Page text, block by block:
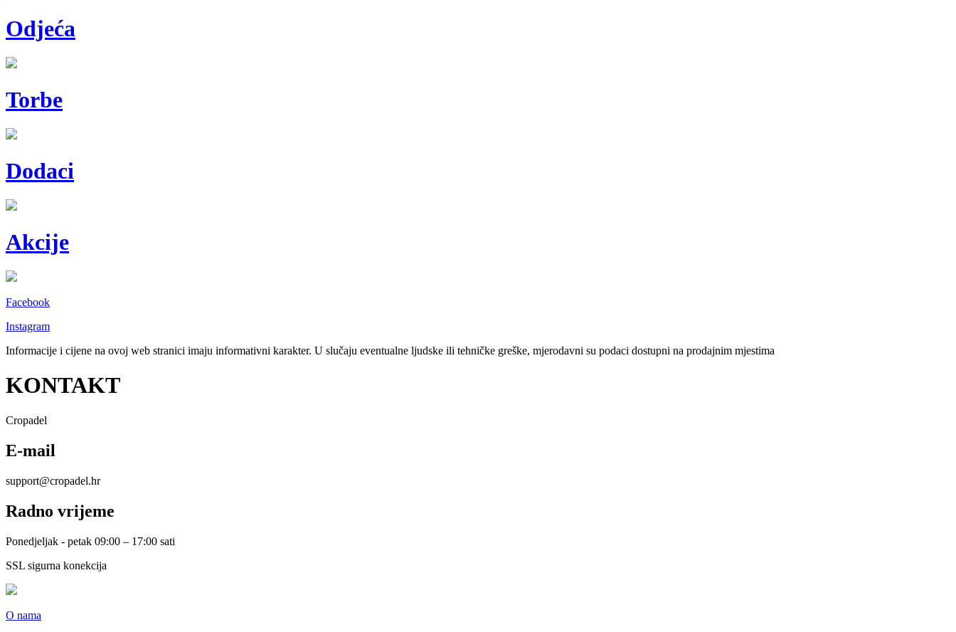
Odjeća
Torbe
Dodaci
Akcije
Facebook
Instagram
Informacije i cijene na ovoj web stranici imaju informativni karakter. U slučaju eventualne ljudske ili tehničke greške, mjerodavni su podaci dostupni na prodajnim mjestima
KONTAKT
Cropadel
E-mail
support@cropadel.hr
Radno vrijeme
Ponedjeljak - petak 09:00 – 17:00 sati
SSL sigurna konekcija
O nama